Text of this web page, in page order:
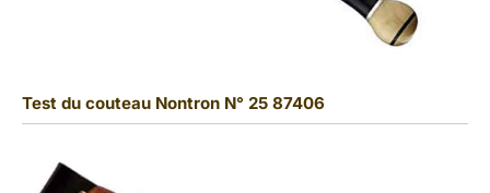
Test du couteau Nontron N° 25 87406